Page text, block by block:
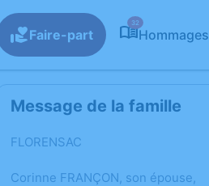
Faire-part
32
Hommages
Message de la famille
FLORENSAC
Corinne FRANÇON, son épouse,